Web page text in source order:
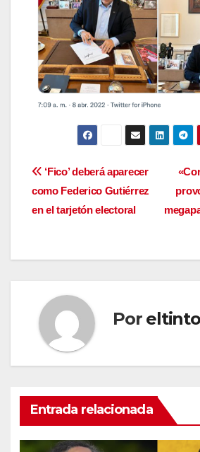
Navegación
de
‘Fico’ deberá aparecer
como Federico Gutiérrez
en el tarjetón electoral
Por
Entrada relacionada